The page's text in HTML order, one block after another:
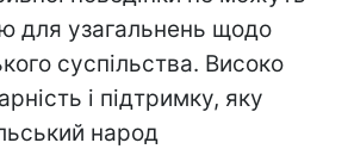
для узагальнень щодо
суспільства. Високо
і підтримку, яку
народ